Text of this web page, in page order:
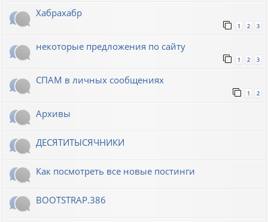
Хабрахабр
1 2 3
некоторые предложения по сайту
1 2 3
СПАМ в личных сообщениях
1 2
Архивы
ДЕСЯТИТЫСЯЧНИКИ
Как посмотреть все новые постинги
BOOTSTRAP.386